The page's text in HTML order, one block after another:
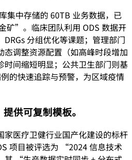
集中存储的 60TB 业务数据，已
矿”。临床团队利用 ODS 数据开
分组优化等课题；管理部门
调整资源配置（如高峰时段增加
时间缩短明显；公共卫生部门则基
的快速追踪与预警，为区域疫情
供可复制模板。
家医疗卫健行业国产化建设的标杆
项目被评选为 “2024 信息技术